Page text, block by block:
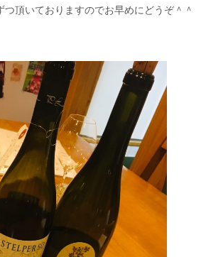
頂いておりますのでお早めにどうぞ＾＾